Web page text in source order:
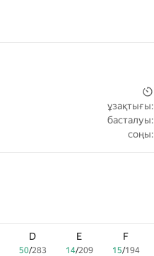
ұзақтығы:
басталуы:
соңы:
D
50/283
E
14/209
F
15/194